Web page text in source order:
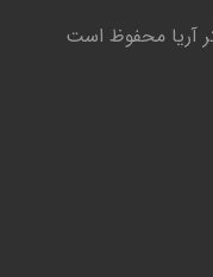
آریا محفوظ است